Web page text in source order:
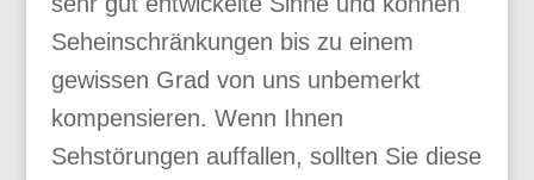
Seheinschränkungen bis zu einem
gewissen Grad von uns unbemerkt
kompensieren. Wenn Ihnen
Sehstörungen auffallen, sollten Sie diese